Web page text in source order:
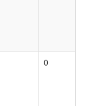
0